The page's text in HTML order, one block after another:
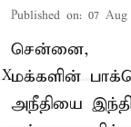
Published on: 07 Aug
சென்னை,
மக்களின்
அநீதியை
X